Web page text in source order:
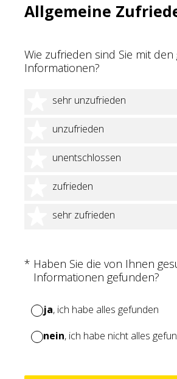
Allgemeine
Wie zufrieden sind Sie mit
Informationen?
sehr unzufrieden
1 Stern
unzufrieden
2 Sterne
unentschlossen
3 Sterne
zufrieden
4 Sterne
sehr zufrieden
5 Sterne
* Haben Sie die von Ihnen
Informationen gefunden?
(Erforderlich.)
ja, ich habe alles gefunden
nein, ich habe nicht alles